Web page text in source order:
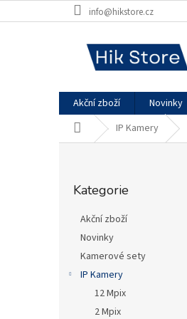
na
info@hikstore.cz
Akční zboží Novinky
Domů IP Kamery
kategorie
Kategorie
Akční zboží
Novinky
Kamerové sety
IP Kamery
12 Mpix
2 Mpix